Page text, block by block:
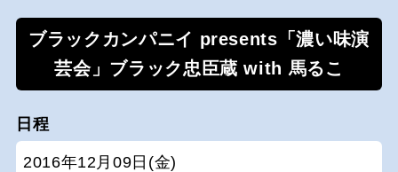
ブラックカンパニイ presents「濃い味演
芸会」ブラック忠臣蔵 with 馬るこ
日程
2016年12月09日(金)